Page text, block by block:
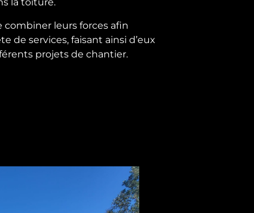
combiner leurs forces afin
de services, faisant ainsi d’eux
projets de chantier.